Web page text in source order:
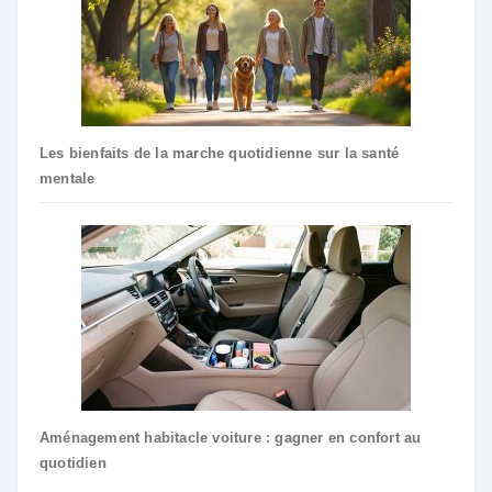
Les bienfaits de la marche quotidienne sur la santé
mentale
Aménagement habitacle voiture : gagner en confort au
quotidien